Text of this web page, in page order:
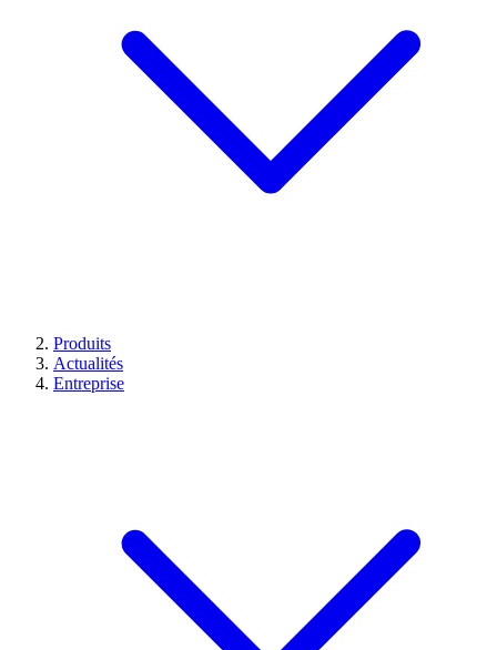
Produits
Actualités
Entreprise